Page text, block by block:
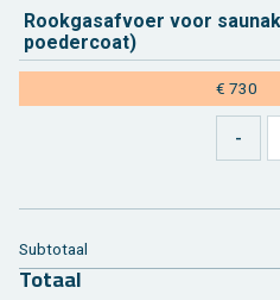
Rook­gas­af­voer voor
poe­der­coat)
€ 730
Sub­to­taal
To­taal